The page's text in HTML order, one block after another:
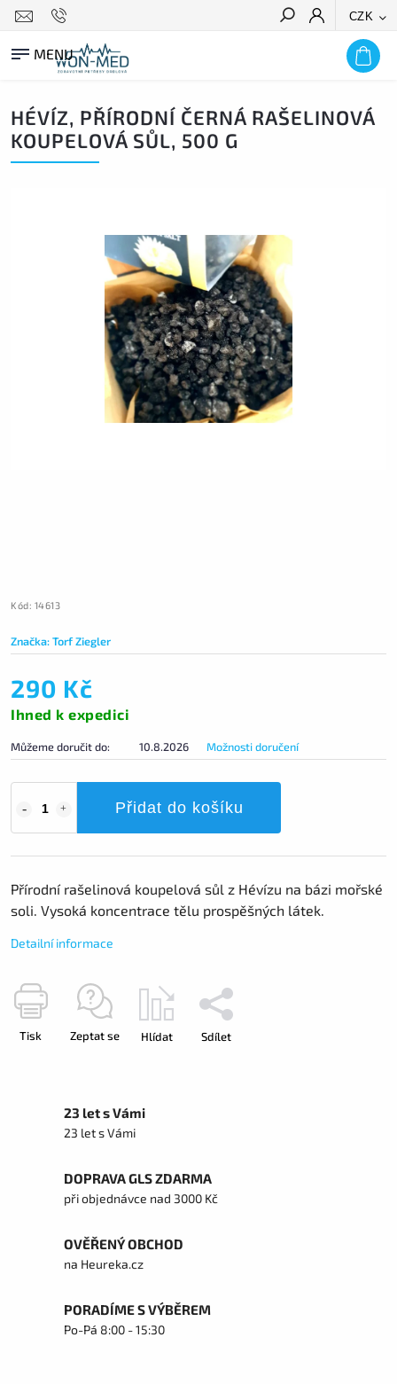
CZK
HLEDAT
HÉVÍZ, PŘÍRODNÍ ČERNÁ RAŠELINOVÁ
KOUPELOVÁ SŮL, 500 G
Kód: 14613
Značka:Torf Ziegler
290 Kč
Ihned k expedici
Můžeme doručit do: 10.8.2026 Možnosti doručení
Přidat do košíku
Přírodní rašelinová koupelová sůl z Hévízu na bázi mořské
soli. Vysoká koncentrace tělu prospěšných látek.
Detailní informace
Tisk Zeptat se Hlídat Sdílet
23 let s Vámi
23 let s Vámi
DOPRAVA GLS ZDARMA
při objednávce nad 3000 Kč
OVĚŘENÝ OBCHOD
na Heureka.cz
PORADÍME S VÝBĚREM
Po-Pá 8:00 - 15:30